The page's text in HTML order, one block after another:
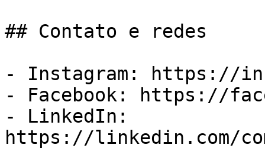
## Contato e redes
- Instagram: https://
- Facebook: https://
- LinkedIn: